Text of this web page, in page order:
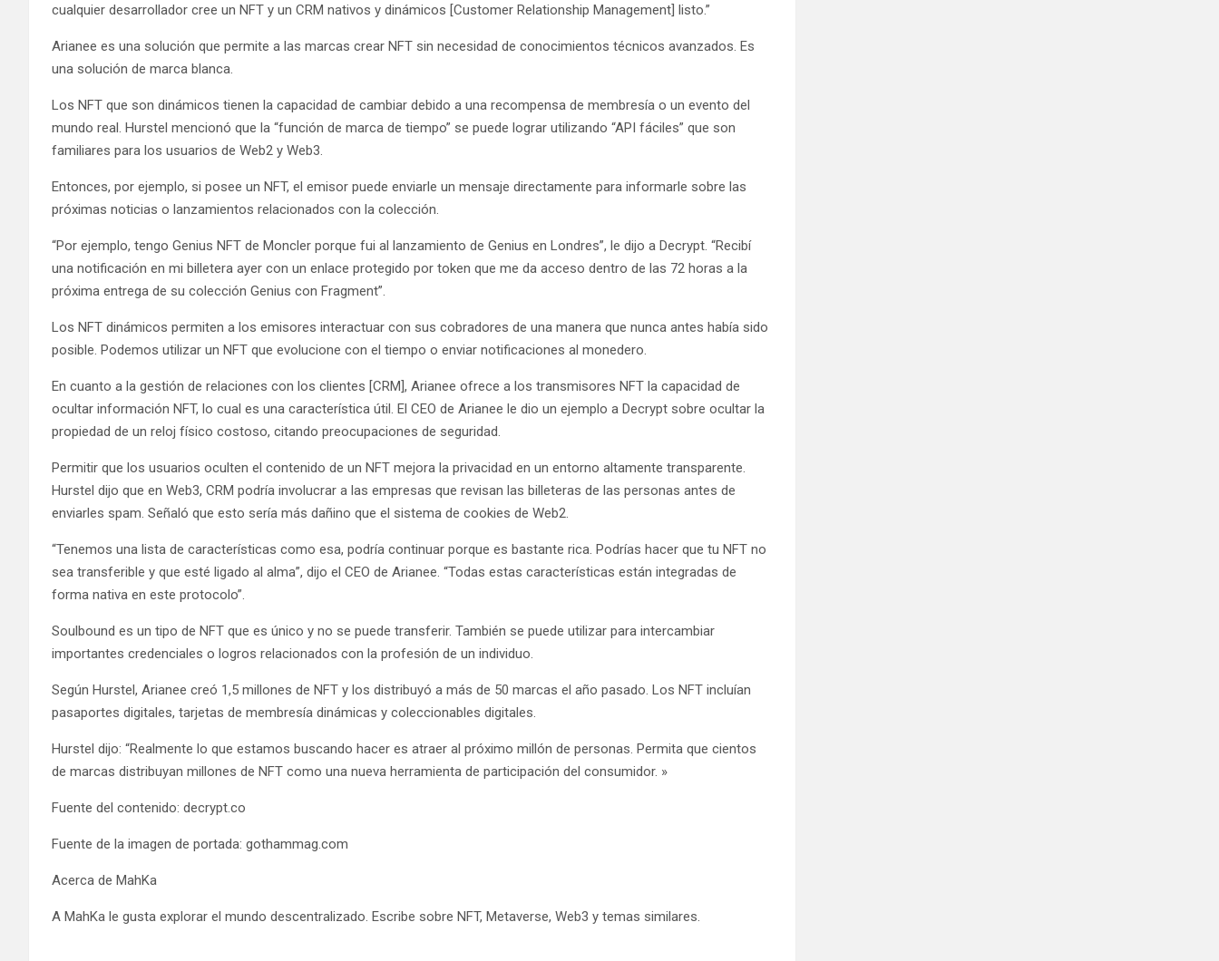
cualquier desarrollador cree un NFT y un CRM nativos y dinámicos [Customer Relationship Management] listo.”
Arianee es una solución que permite a las marcas crear NFT sin necesidad de conocimientos técnicos avanzados. Es
una solución de marca blanca.
Los NFT que son dinámicos tienen la capacidad de cambiar debido a una recompensa de membresía o un evento del
mundo real. Hurstel mencionó que la “función de marca de tiempo” se puede lograr utilizando “API fáciles” que son
familiares para los usuarios de Web2 y Web3.
Entonces, por ejemplo, si posee un NFT, el emisor puede enviarle un mensaje directamente para informarle sobre las
próximas noticias o lanzamientos relacionados con la colección.
“Por ejemplo, tengo Genius NFT de Moncler porque fui al lanzamiento de Genius en Londres”, le dijo a Decrypt. “Recibí
una notificación en mi billetera ayer con un enlace protegido por token que me da acceso dentro de las 72 horas a la
próxima entrega de su colección Genius con Fragment”.
Los NFT dinámicos permiten a los emisores interactuar con sus cobradores de una manera que nunca antes había sido
posible. Podemos utilizar un NFT que evolucione con el tiempo o enviar notificaciones al monedero.
En cuanto a la gestión de relaciones con los clientes [CRM], Arianee ofrece a los transmisores NFT la capacidad de
ocultar información NFT, lo cual es una característica útil. El CEO de Arianee le dio un ejemplo a Decrypt sobre ocultar la
propiedad de un reloj físico costoso, citando preocupaciones de seguridad.
Permitir que los usuarios oculten el contenido de un NFT mejora la privacidad en un entorno altamente transparente.
Hurstel dijo que en Web3, CRM podría involucrar a las empresas que revisan las billeteras de las personas antes de
enviarles spam. Señaló que esto sería más dañino que el sistema de cookies de Web2.
“Tenemos una lista de características como esa, podría continuar porque es bastante rica. Podrías hacer que tu NFT no
sea transferible y que esté ligado al alma”, dijo el CEO de Arianee. “Todas estas características están integradas de
forma nativa en este protocolo”.
Soulbound es un tipo de NFT que es único y no se puede transferir. También se puede utilizar para intercambiar
importantes credenciales o logros relacionados con la profesión de un individuo.
Según Hurstel, Arianee creó 1,5 millones de NFT y los distribuyó a más de 50 marcas el año pasado. Los NFT incluían
pasaportes digitales, tarjetas de membresía dinámicas y coleccionables digitales.
Hurstel dijo: “Realmente lo que estamos buscando hacer es atraer al próximo millón de personas. Permita que cientos
de marcas distribuyan millones de NFT como una nueva herramienta de participación del consumidor. »
Fuente del contenido: decrypt.co
Fuente de la imagen de portada: gothammag.com
Acerca de MahKa
A MahKa le gusta explorar el mundo descentralizado. Escribe sobre NFT, Metaverse, Web3 y temas similares.